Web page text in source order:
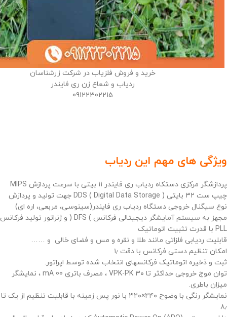
خرید و فروش فلزیاب در شرکت زرشناسان
ردیاب و شعاع زن ری فایندر
09122302215
ویژگی های مهم این ردیاب
پردازشگر مرکزی دستکاه ردیاب ری فایندر ۱۱ بیتی با سرعت پردازش MIPS
چیپ ست ۳۲ بایتی ( DDS ( Digital Data Storage جهت تولید و پردازش
نوع سیگنال خروجی دستگاه ردیاب ری فایندر(سینوسی، مربعی، اره ای)
مجهز به سیستم آمایشگر دیجیتالی فرکانس ) DFS ( و ژنراتور تولید فرکانس
PLL با قدرت تثبیت اتوماتیک
قابلیت ردیابی فلزاتی مانند طلا و نقره و مس و فضای خالی و ……
امکان تنظیم دستی فرکانس با دقت ۱٫
ثبت و ذخیره اتوماتیک فرکانسهای انتخاب شده توسط اپراتور.
توان موج خروجی حداکثر تا ۳۰ VPK-PK ، مصرف باتری mA 00 ، نمایشگر
میزان باطری.
نمایشگر رنگی با وضوح ۲۴۰×۳۲۰ با نور پس زمینه با قابلیت تنظیم از یک تا
۸٫